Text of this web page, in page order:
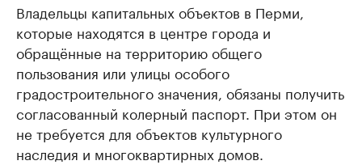
Владельцы капитальных объектов в Перми,
которые находятся в центре города и
обращённые на территорию общего
пользования или улицы особого
градостроительного значения, обязаны получить
согласованный колерный паспорт. При этом он
не требуется для объектов культурного
наследия и многоквартирных домов.